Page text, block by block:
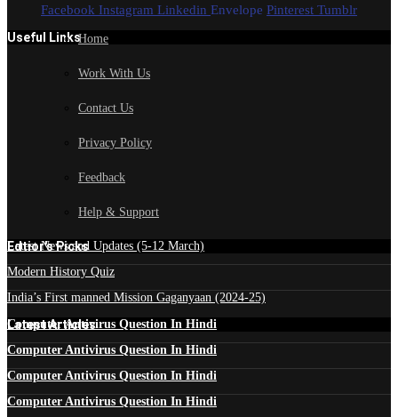
Facebook Instagram Linkedin Envelope Pinterest Tumblr
Useful LinksHome
Work With Us
Contact Us
Privacy Policy
Feedback
Help & Support
Edtior's Picks
Latest News and Updates (5-12 March)
Modern History Quiz
India’s First manned Mission Gaganyaan (2024-25)
Latest Articles
Computer Antivirus Question In Hindi
Computer Antivirus Question In Hindi
Computer Antivirus Question In Hindi
Computer Antivirus Question In Hindi